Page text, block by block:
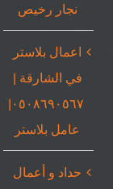
نجار رخيص
اعمال بلاستر
في الشارقة |
٠٥٠٨٦٩٠٥٦٧|
عامل بلاستر
حداد و أعمال